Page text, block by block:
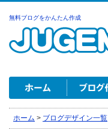
無料ブログをかんたん作成
ホーム > ブログデザイン一覧